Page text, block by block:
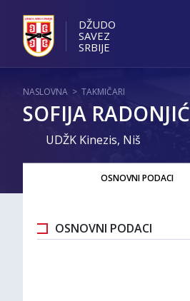
DŽUDO
SAVEZ
SRBIJE
NASLOVNA > TAKMIČARI
SOFIJA RADONJIĆ
UDŽK Kinezis, Niš
OSNOVNI PODACI
OSNOVNI PODACI